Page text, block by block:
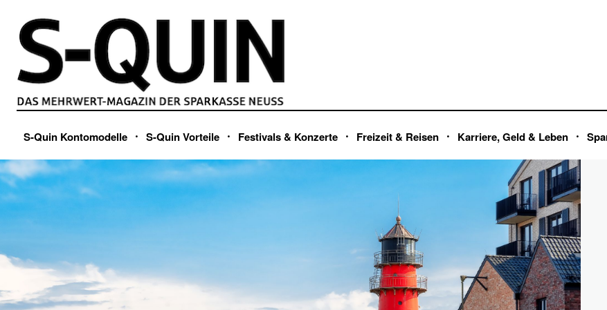
S-Quin Kontomodelle S-Quin Vorteile Festivals & Konzerte Freizeit & Reisen Karriere, Geld & Leben